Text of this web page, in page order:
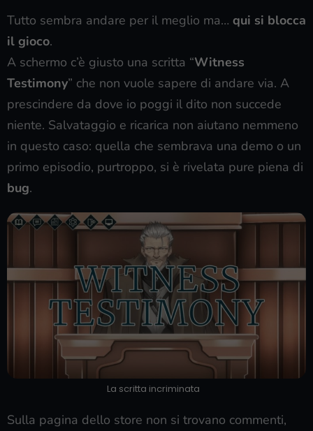
Tutto sembra andare per il meglio ma… qui si blocca
il gioco.
A schermo c’è giusto una scritta “Witness
Testimony” che non vuole sapere di andare via. A
prescindere da dove io poggi il dito non succede
niente. Salvataggio e ricarica non aiutano nemmeno
in questo caso: quella che sembrava una demo o un
primo episodio, purtroppo, si è rivelata pure piena di
bug.
La scritta incriminata
Sulla pagina dello store non si trovano commenti,